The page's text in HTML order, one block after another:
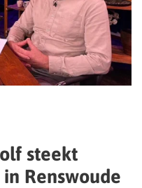
steekt
Renswoude